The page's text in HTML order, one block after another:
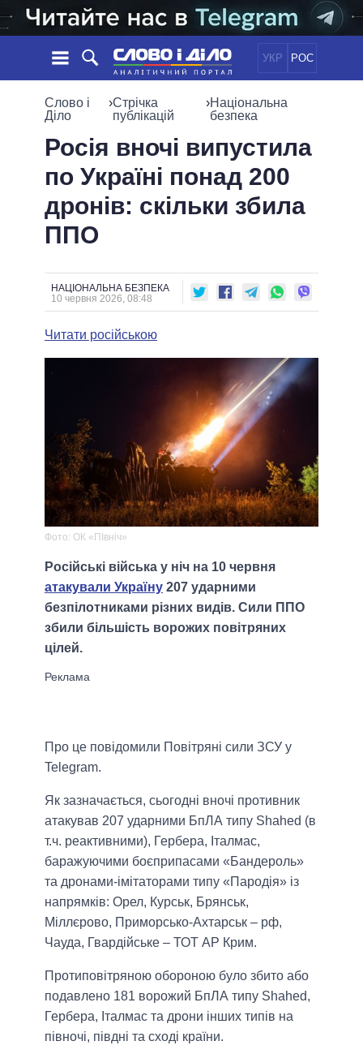
УКР РОС
НОВИНИ
СТРІЧКА
СТАТТІ
ДУМКИ
ОГЛЯДИ
ЕКОНОМІКА
СУСПІЛЬСТВО
СВІТ
ОБIЦЯНКИ
ПОЛIТИКИ
УСІ ПОЛІТИКИ
ПРЕЗИДЕНТ І ОФІС
КАБІНЕТ МІНІСТРІВ
ГОЛОВИ ОБЛАДМІНІСТРАЦІЙ
МЕРИ МІСТ
ІНФОГРАФІКА
ПІДТРИМАТИ
ПОРІВНЯННЯ ПОЛІТИКІВ
Слово і
Діло
›Стрічка
публікацій
›Національна
безпека
Росія вночі випустила
по Україні понад 200
дронів: скільки збила
ППО
НАЦІОНАЛЬНА БЕЗПЕКА
10 червня 2026, 08:48
Читати російською
Фото: ОК «ПІвніч»
Російські війська у ніч на 10 червня
атакували Україну 207 ударними
безпілотниками різних видів. Сили ППО
збили більшість ворожих повітряних
цілей.
Про це повідомили Повітряні сили ЗСУ у
Telegram.
Як зазначається, сьогодні вночі противник
атакував 207 ударними БпЛА типу Shahed (в
т.ч. реактивними), Гербера, Італмас,
баражуючими боєприпасами «Бандероль»
та дронами-імітаторами типу «Пародія» із
напрямків: Орел, Курськ, Брянськ,
Міллєрово, Приморсько-Ахтарськ – рф,
Чауда, Гвардійське – ТОТ АР Крим.
Протиповітряною обороною було збито або
подавлено 181 ворожий БпЛА типу Shahed,
Гербера, Італмас та дрони інших типів на
півночі, півдні та сході країни.